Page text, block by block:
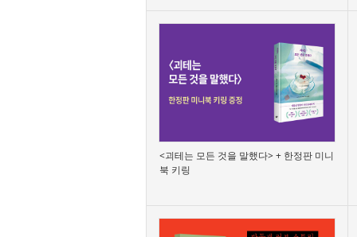
<괴테는 모든 것을 말했다> + 한정판 미니
북 키링